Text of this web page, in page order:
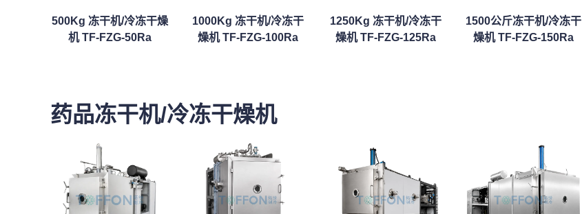
500Kg 冻干机/冷冻干燥
机 TF-FZG-50Ra
1000Kg 冻干机/冷冻干
燥机 TF-FZG-100Ra
1250Kg 冻干机/冷冻干
燥机 TF-FZG-125Ra
1500公斤冻干机/冷冻干
燥机 TF-FZG-150Ra
药品冻干机/冷冻干燥机